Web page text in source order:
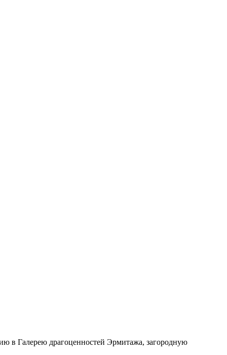
в Галерею драгоценностей Эрмитажа, загородную